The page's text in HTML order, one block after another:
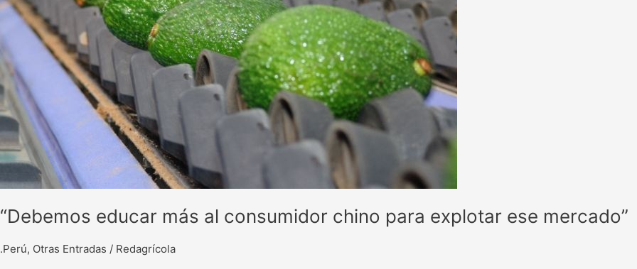
“Debemos educar más al consumidor chino para explotar ese mercado”
.Perú, Otras Entradas / Redagrícola
mercado”